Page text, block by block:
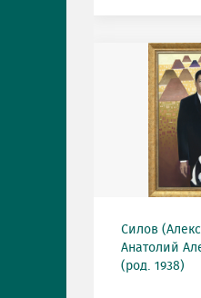
Силов
Анатолий
(род. 1938)